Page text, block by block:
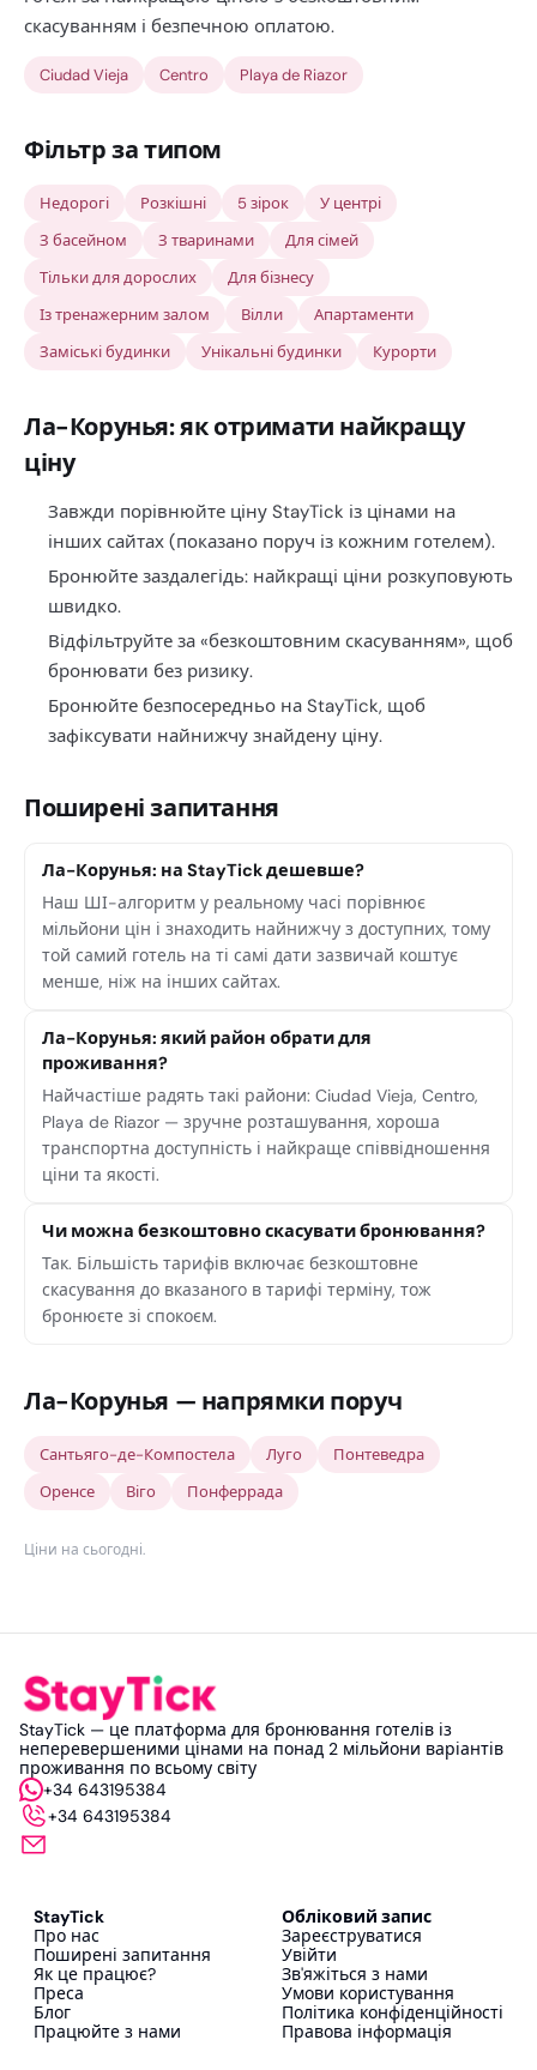
скасуванням і безпечною оплатою.
Ciudad Vieja Centro Playa de Riazor
Фільтр за типом
Недорогі Розкішні 5 зірок
У центрі
З басейном
З тваринами
Для сімей
Тільки для дорослих
Для бізнесу
Із тренажерним залом
Вілли
Апартаменти
Заміські будинки
Унікальні будинки Курорти
Ла-Корунья: як отримати найкращу
ціну
Завжди порівнюйте ціну StayTick із цінами на
інших сайтах (показано поруч із кожним готелем).
Бронюйте заздалегідь: найкращі ціни розкуповують
швидко.
Відфільтруйте за «безкоштовним скасуванням», щоб
бронювати без ризику.
Бронюйте безпосередньо на StayTick, щоб
зафіксувати найнижчу знайдену ціну.
Поширені запитання
Ла-Корунья: на StayTick дешевше?
Наш ШІ-алгоритм у реальному часі порівнює
мільйони цін і знаходить найнижчу з доступних, тому
той самий готель на ті самі дати зазвичай коштує
менше, ніж на інших сайтах.
Ла-Корунья: який район обрати для
проживання?
Найчастіше радять такі райони: Ciudad Vieja, Centro,
Playa de Riazor — зручне розташування, хороша
транспортна доступність і найкраще співвідношення
ціни та якості.
Чи можна безкоштовно скасувати бронювання?
Так. Більшість тарифів включає безкоштовне
скасування до вказаного в тарифі терміну, тож
бронюєте зі спокоєм.
Ла-Корунья — напрямки поруч
Сантьяго-де-Компостела Луго
Понтеведра
Оренсе
Віго Понферрада
Ціни на сьогодні.
StayTick — це платформа для бронювання готелів із
неперевершеними цінами на понад 2 мільйони варіантів
проживання по всьому світу
+34 643195384
+34 643195384
StayTick
Про нас
Поширені запитання
Як це працює?
Преса
Блог
Працюйте з нами
Обліковий запис
Зареєструватися
Увійти
Зв'яжіться з нами
Умови користування
Політика конфіденційності
Правова інформація